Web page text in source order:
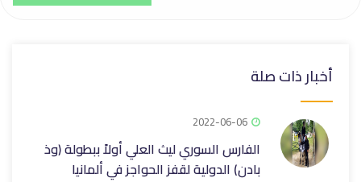
أخبار ذات صلة
2022-06-06
الفارس السوري ليث العلي أولاً ببطولة (وذ
بادن) الدولية لقفز الحواجز في ألمانيا